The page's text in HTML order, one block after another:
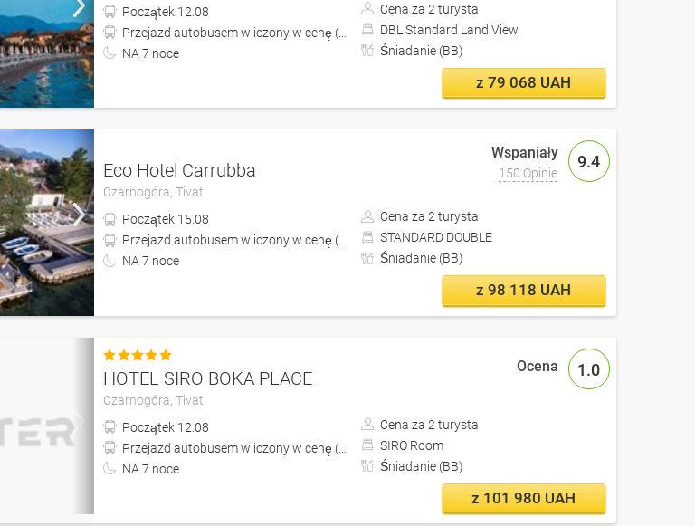
Początek 12.08
Przejazd autobusem wliczony w cenę (z Lwów)
NA7 noce
Cena za 2 turysta
DBL Standard Land View
Śniadanie (BB)
z 79 068 UAH
9.4
150 Opinie
Eco Hotel Carrubba
Czarnogóra,Tivat
Początek 15.08
Przejazd autobusem wliczony w cenę (z Lwów)
NA7 noce
Cena za 2 turysta
STANDARD DOUBLE
Śniadanie (BB)
z 98 118 UAH
1.0

HOTEL SIRO BOKA PLACE
Czarnogóra,Tivat
Początek 12.08
Przejazd autobusem wliczony w cenę (z Lwów)
NA7 noce
Cena za 2 turysta
SIRO Room
Śniadanie (BB)
z 101 980 UAH